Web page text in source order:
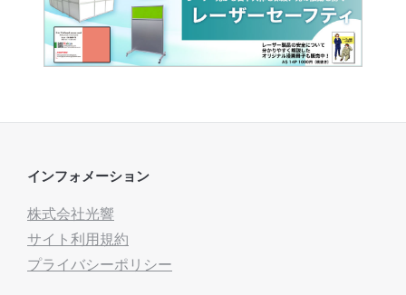
インフォメーション
株式会社光響
サイト利用規約
プライバシーポリシー